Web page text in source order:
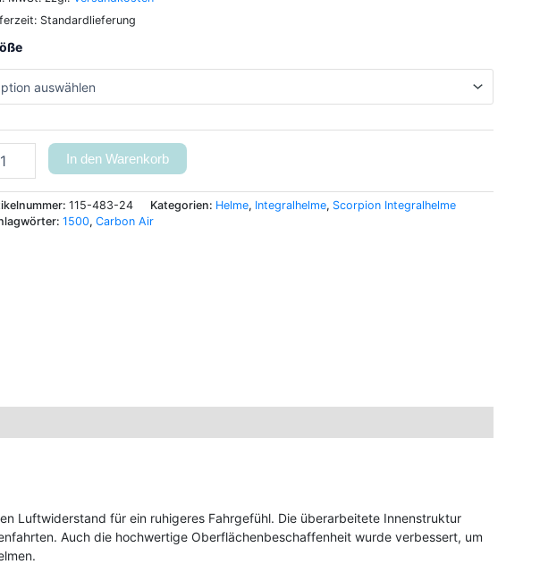
Standardlieferung
In den Warenkorb
115-483-24 Kategorien: Helme, Integralhelme, Scorpion Integralhelme
1500, Carbon Air
Luftwiderstand für ein ruhigeres Fahrgefühl. Die überarbeitete Innenstruktur
Auch die hochwertige Oberflächenbeschaffenheit wurde verbessert, um